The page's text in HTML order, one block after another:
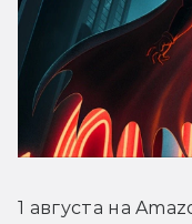
1 августа на